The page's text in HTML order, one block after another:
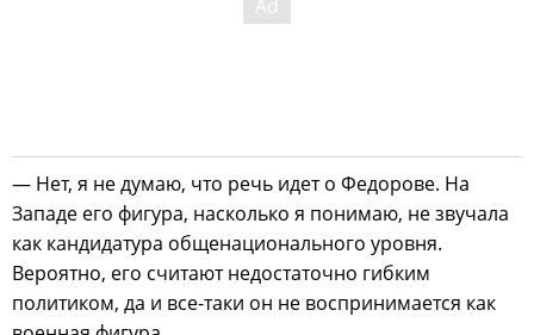
— Нет, я не думаю, что речь идет о Федорове. На
Западе его фигура, насколько я понимаю, не звучала
как кандидатура общенационального уровня.
Вероятно, его считают недостаточно гибким
политиком, да и все-таки он не воспринимается как